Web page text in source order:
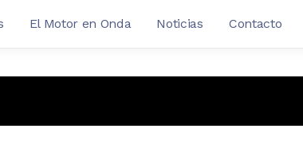
El Motor en Onda Noticias Contacto